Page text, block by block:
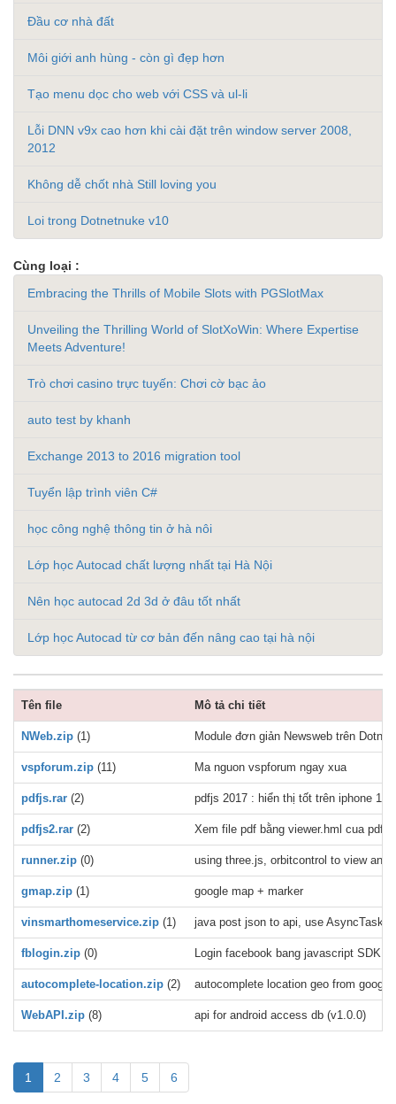
Đầu cơ nhà đất
Môi giới anh hùng - còn gì đẹp hơn
Tạo menu dọc cho web với CSS và ul-li
Lỗi DNN v9x cao hơn khi cài đặt trên window server 2008,
2012
Không dễ chốt nhà Still loving you
Loi trong Dotnetnuke v10
Cùng loại :
Embracing the Thrills of Mobile Slots with PGSlotMax
Unveiling the Thrilling World of SlotXoWin: Where Expertise
Meets Adventure!
Trò chơi casino trực tuyến: Chơi cờ bạc ảo
auto test by khanh
Exchange 2013 to 2016 migration tool
Tuyển lập trình viên C#
học công nghệ thông tin ở hà nôi
Lớp học Autocad chất lượng nhất tại Hà Nội
Nên học autocad 2d 3d ở đâu tốt nhất
Lớp học Autocad từ cơ bản đến nâng cao tại hà nội
Tên file Mô tả chi tiết
NWeb.zip (1) Module đơn giản Newsweb trên
vspforum.zip (11) Ma nguon vspforum ngay xua
pdfjs.rar (2) pdfjs 2017 : hiển thị tốt trên iphone
pdfjs2.rar (2) Xem file pdf bằng viewer.hml cua
runner.zip (0) using three.js, orbitcontrol to view an
gmap.zip (1) google map + marker
vinsmarthomeservice.zip (1) java post json to api, use AsyncTask,
fblogin.zip (0) Login facebook bang javascript SDK
autocomplete-location.zip (2) autocomplete location geo from
WebAPI.zip (8) api for android access db (v1.0.0)
1 2 3 4 5 6